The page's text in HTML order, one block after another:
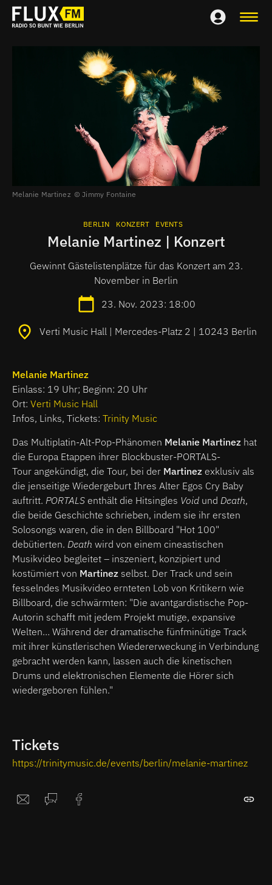
Melanie Martinez Jimmy Fontaine
BERLIN KONZERT EVENTS
Melanie Martinez | Konzert
Gewinnt Gästelistenplätze für das Konzert am 23.
November in Berlin
23. Nov. 2023: 18:00
Verti Music Hall | Mercedes-Platz 2 | 10243 Berlin
Melanie Martinez
Einlass: 19 Uhr; Beginn: 20 Uhr
Ort: Verti Music Hall
Infos, Links, Tickets: Trinity Music
Das Multiplatin-Alt-Pop-Phänomen Melanie Martinez hat
die Europa Etappen ihrer Blockbuster-PORTALS-
Tour angekündigt, die Tour, bei der Martinez exklusiv als
die jenseitige Wiedergeburt Ihres Alter Egos Cry Baby
auftritt. PORTALS enthält die Hitsingles Void und Death,
die beide Geschichte schrieben, indem sie ihr ersten
Solosongs waren, die in den Billboard "Hot 100"
debütierten. Death wird von einem cineastischen
Musikvideo begleitet – inszeniert, konzipiert und
kostümiert von Martinez selbst. Der Track und sein
fesselndes Musikvideo ernteten Lob von Kritikern wie
Billboard, die schwärmten: "Die avantgardistische Pop-
Autorin schafft mit jedem Projekt mutige, expansive
Welten… Während der dramatische fünfminütige Track
mit ihrer künstlerischen Wiedererweckung in Verbindung
gebracht werden kann, lassen auch die kinetischen
Drums und elektronischen Elemente die Hörer sich
wiedergeboren fühlen."
Tickets
https://trinitymusic.de/events/berlin/melanie-martinez